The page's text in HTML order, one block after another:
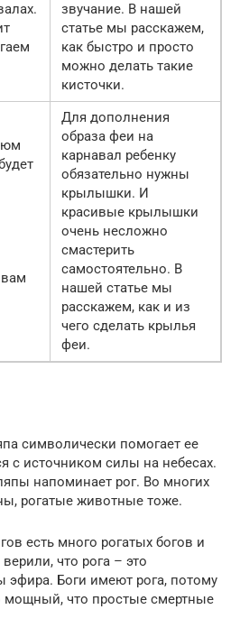
звучание. В нашей
статье мы расскажем,
как быстро и просто
можно делать такие
кисточки.
Для дополнения
образа феи на
карнавал ребенку
обязательно нужны
крылышки. И
красивые крылышки
очень несложно
смастерить
самостоятельно. В
нашей статье мы
расскажем, как и из
чего сделать крылья
феи.
символически помогает ее
с источником силы на небесах.
напоминает рог. Во многих
рогатые животные тоже.
есть много рогатых богов и
что рога – это
Боги имеют рога, потому
мощный, что простые смертные